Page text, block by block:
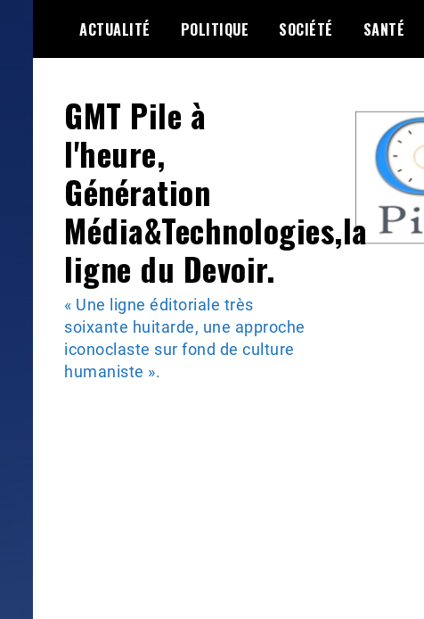
content
ACTUALITÉ POLITIQUE SOCIÉTÉ SANTÉ
GMT Pile à
l'heure,
Génération
Média&Technologies,la
ligne du Devoir.
« Une ligne éditoriale très
soixante huitarde, une approche
iconoclaste sur fond de culture
humaniste ».